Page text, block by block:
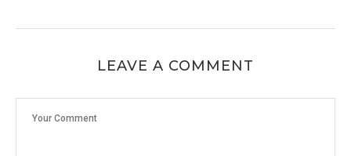
LEAVE A COMMENT